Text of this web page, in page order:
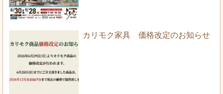
カリモク家具 価格改定のお知らせ